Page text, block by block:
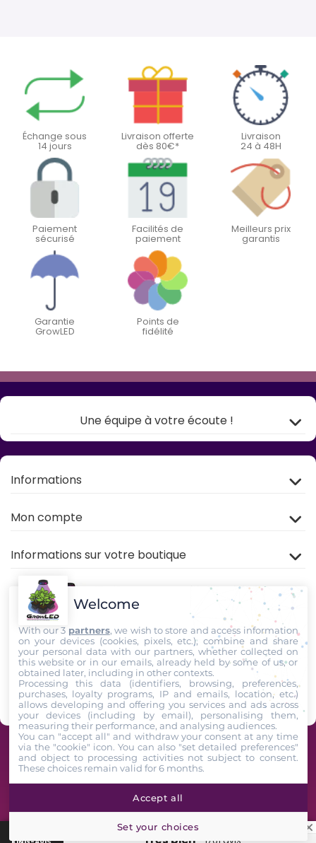
Échange sous
14 jours
Livraison offerte
dès 80€*
Livraison
24 à 48H
Paiement
sécurisé
Facilités de
paiement
Meilleurs prix
garantis
Garantie
GrowLED
Points de
fidélité
Une équipe à votre écoute !
Informations
Mon compte
Informations sur votre boutique
Rejoignez nous surTIKTOK,Youtube etFacebook!
Suivez-Nous
GrowLED - Équipe de passionnés horticoles à votre service depuis 2009 -
2026. All Rights Reserved
Avis clients GrowLED : 4,7/5 sur 1743 avis vérifiés King-Avis
“Très bien” 1761 avis
Welcome
With our 3 partners, we wish to store and access information
on your devices (cookies, pixels, etc.), combine and share
your personal data with our partners, whether collected on
this website or in our emails, already held by some of us, or
obtained later, including in other contexts.
Processing this data (identifiers, browsing, preferences,
purchases, loyalty programs, IP and emails, location, etc.)
allows developing and offering you services and ads across
your devices (including by email), personalising them,
measuring their performance, and analysing audiences.
You can "accept all" and withdraw your consent at any time
via the "cookie" icon. You can also "set detailed preferences"
and object to processing activities not subject to consent.
These choices remain valid for 6 months.
Set your choices
Accept all